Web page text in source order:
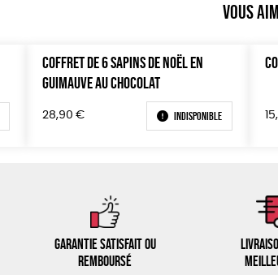
Vous
COFFRET DE 6 SAPINS DE NOËL EN
GUIMAUVE AU CHOCOLAT
28,90 € Indisponible
Garantie satisfait ou
remboursé